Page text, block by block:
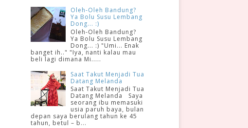
Oleh-Oleh Bandung?
Ya Bolu Susu Lembang
Dong... :)
Oleh-Oleh Bandung?
Ya Bolu Susu Lembang
Dong... :) "Umi... Enak
banget ih.." "Iya, nanti kalau mau
beli lagi dimana Mi.....
Saat Takut Menjadi Tua
Datang Melanda
Saat Takut Menjadi Tua
Datang Melanda Saya
seorang ibu memasuki
usia paruh baya, bulan
depan saya berulang tahun ke 45
tahun, betul – b...